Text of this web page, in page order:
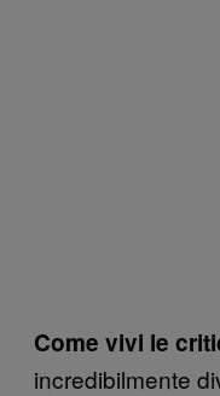
Come vivi le
incredibilmente